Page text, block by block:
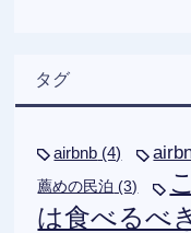
タグ
airbnb (4)
薦めの民泊 (3)
は食べるべ